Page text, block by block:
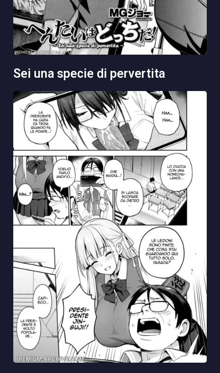
sei una specie di pervertita